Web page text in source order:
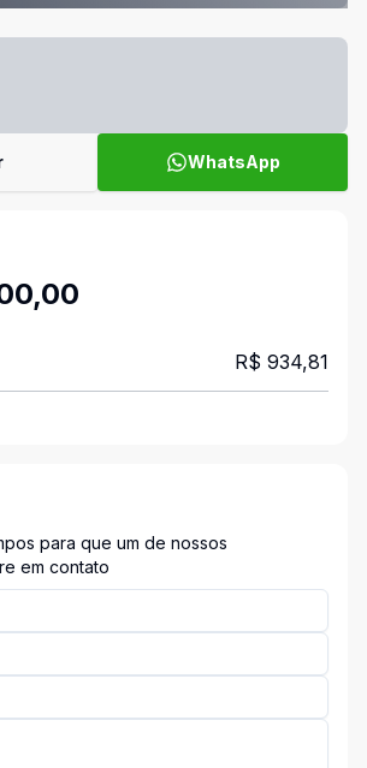
WhatsApp
R$ 934,81
para que um de nossos
em contato